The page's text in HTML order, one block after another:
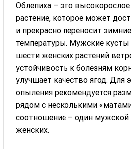
Облепиха – это
растение, которое может
и прекрасно переносит
температуры. Мужские
шести женских растений
устойчивость к болезням
улучшает качество ягод. Для
опыления рекомендуется
рядом с несколькими
соотношение – один мужской
женских.